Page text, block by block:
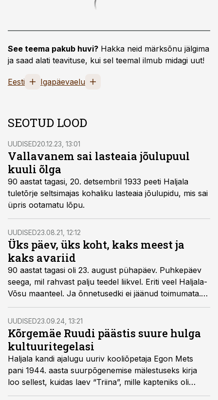
See teema pakub huvi? Hakka neid märksõnu jälgima
ja saad alati teavituse, kui sel teemal ilmub midagi uut!
Eesti Igapäevaelu
SEOTUD LOOD
UUDISED20.12.23, 13:01
Vallavanem sai lasteaia jõulupuul
kuuli õlga
90 aastat tagasi, 20. detsembril 1933 peeti Haljala
tuletõrje seltsimajas kohaliku lasteaia jõulupidu, mis sai
üpris ootamatu lõpu.
UUDISED23.08.21, 12:12
Üks päev, üks koht, kaks meest ja
kaks avariid
90 aastat tagasi oli 23. august pühapäev. Puhkepäev
seega, mil rahvast palju teedel liikvel. Eriti veel Haljala-
Võsu maanteel. Ja õnnetusedki ei jäänud toimumata.
Kurioosne on aga see, et kaks meest suutsid
mõnetunnise vahega kaks korda avariisse sattuda.
UUDISED23.09.24, 13:21
Kõrgemäe Ruudi päästis suure hulga
kultuuritegelasi
Haljala kandi ajalugu uuriv kooliõpetaja Egon Mets
pani 1944. aasta suurpõgenemise mälestuseks kirja
loo sellest, kuidas laev “Triina”, mille kapteniks oli
Rudolf Krämer ehk Kõrgemäe Ruudi, nagu